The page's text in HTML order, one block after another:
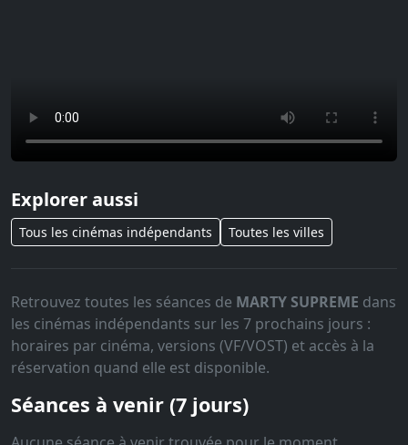
Explorer aussi
Tous les cinémas indépendants Toutes les villes
Retrouvez toutes les séances de MARTY SUPREME dans
les cinémas indépendants sur les 7 prochains jours :
horaires par cinéma, versions (VF/VOST) et accès à la
réservation quand elle est disponible.
Séances à venir (7 jours)